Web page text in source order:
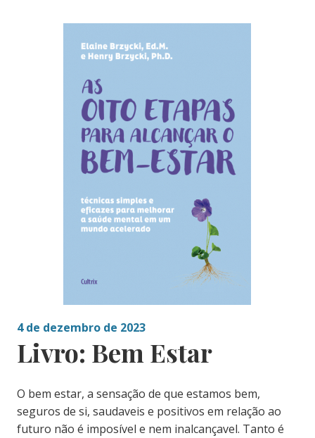
4 de dezembro de 2023
Livro: Bem Estar
O bem estar, a sensação de que estamos bem,
seguros de si, saudaveis e positivos em relação ao
futuro não é imposível e nem inalcançavel. Tanto é